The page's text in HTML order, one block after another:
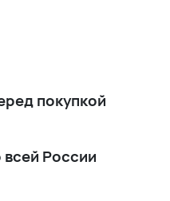
покупкой
России